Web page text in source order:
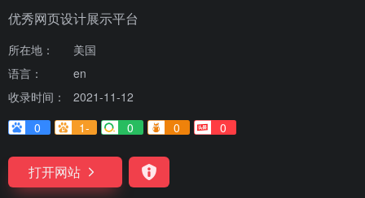
优秀网页设计展示平台
所在地：
美国
语言：
en
收录时间：
2021-11-12
0
1- 0 0 0
打开网站